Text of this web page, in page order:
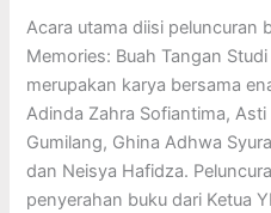
Acara utama diisi peluncuran
Memories: Buah Tangan
merupakan karya bersama
Adinda Zahra Sofiantima, Asti
Gumilang, Ghina Adhwa
dan Neisya Hafidza.
penyerahan buku dari Ketua